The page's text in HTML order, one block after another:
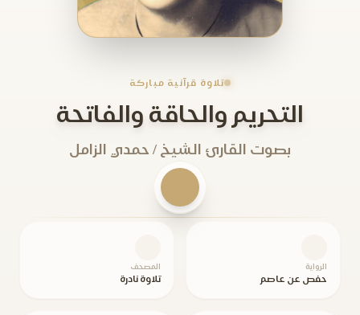
تلاوة قرآنية مباركة
التحريم والحاقة والفاتحة
بصوت القارئ الشيخ / حمدي الزامل
الرواية
حفص عن عاصم
المصحف
تلاوة نادرة